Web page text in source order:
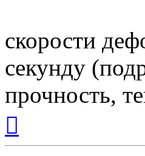
скорости
секунду
прочность,
началу